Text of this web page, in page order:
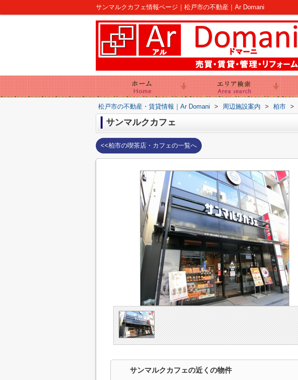
サンマルクカフェ情報ページ｜松戸市の不動産｜Ar Domani
松戸市の不動産・賃貸情報｜Ar Domani > 周辺施設案内 > 柏市 >
サンマルクカフェ
<<柏市の喫茶店・カフェの一覧へ
サンマルクカフェの近くの物件